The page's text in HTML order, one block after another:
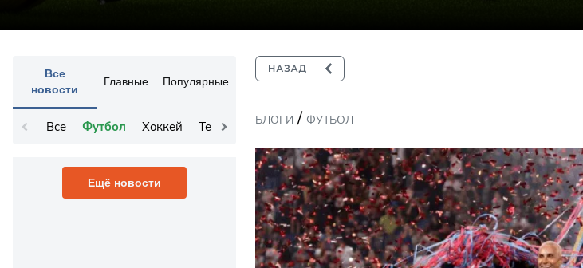
Все
новости
Главные Популярные
Все Футбол Хоккей Теннис Остальное
Ещё новости
БЛОГИ / ФУТБОЛ